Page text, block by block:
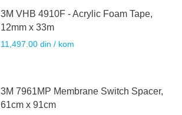
3M VHB 4910F - Acrylic Foam Tape,
12mm x 33m
11,497.00 din / kom
3M 7961MP Membrane Switch Spacer,
61cm x 91cm